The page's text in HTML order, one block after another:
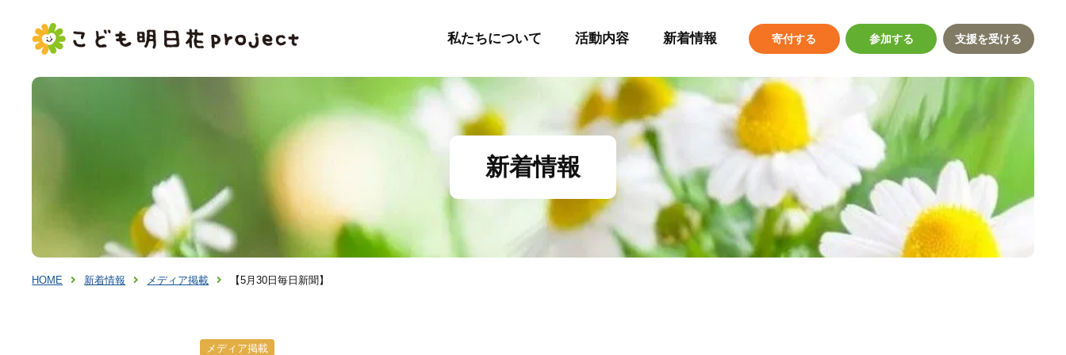
私たちについて 活動内容 新着情報 寄付する 参加する 支援を受ける
新着情報
HOME 新着情報 メディア掲載 【5月30日毎日新聞】
メディア掲載